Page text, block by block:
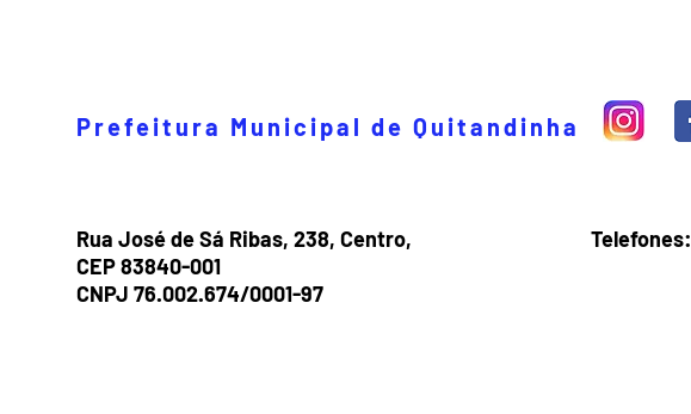
Prefeitura Municipal de Quitandinha
Rua José de Sá Ribas, 238, Centro,
CEP 83840-001
CNPJ 76.002.674/0001-97
Telefones: